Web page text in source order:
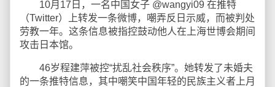
10月17日，一名中国女子 @wangyi09 在推特
（Twitter）上转发一条微博，嘲弄反日示威，而被判处
劳教一年。这条信息被指控鼓动他人在上海世博会期间
攻击日本馆。
46岁程建萍被控“扰乱社会秩序”。她转发了未婚夫
的一条推特信息，其中嘲笑中国年轻的民族主义者上月